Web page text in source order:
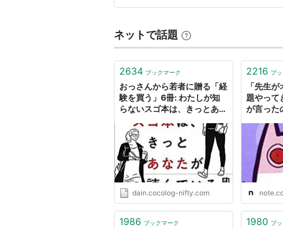
出版社/メーカ
発売日:2015/
メディア:CD
この商品を含
出すぎた杭
限定盤
アーティスト:
発売日: 2015/
メディア:CD
この商品を含
小説（読んでないけど）で、「死
ネットで話題
2634 ブックマーク
おっさんから若者に贈る「経
験を買う」6冊: わたしが知
らないスゴ本は、きっとあな
dain.cocolog-nifty.com
2216 ブ
「先生
題やって
が言った
rurune
1986 ブックマーク 1980 ブ